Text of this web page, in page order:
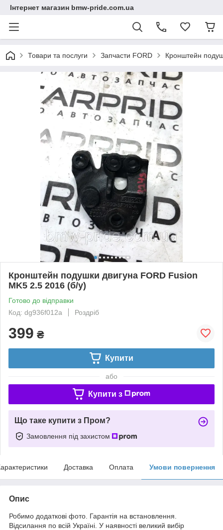
Інтернет магазин bmw-pride.com.ua
Товари та послуги Запчасти FORD Кронштейн
Кронштейн подушки двигуна FORD Fusion
MK5 2.5 2016 (б/у)
Готово до відправки
Код: dg936f012a
Роздріб
399 ₴
Купити
або
Купити з
Що таке купити з Пром?
Замовлення під захистом
Доставка Оплата Умови повернення
Опис
Робимо додаткові фото. Гарантія на встановлення.
Відсилання по всій Україні. У наявності великий вибір